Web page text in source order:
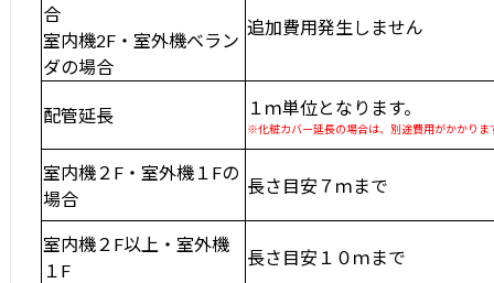
合
室内機2F・室外機ベラン
ダの場合
追加費用発生しません
配管延長 １ｍ単位となります。
※化粧カバー延長の場合は、別途費用がかかりま
室内機２F・室外機１Fの
場合
長さ目安７ｍまで
室内機２F以上・室外機
１F
長さ目安１０ｍまで